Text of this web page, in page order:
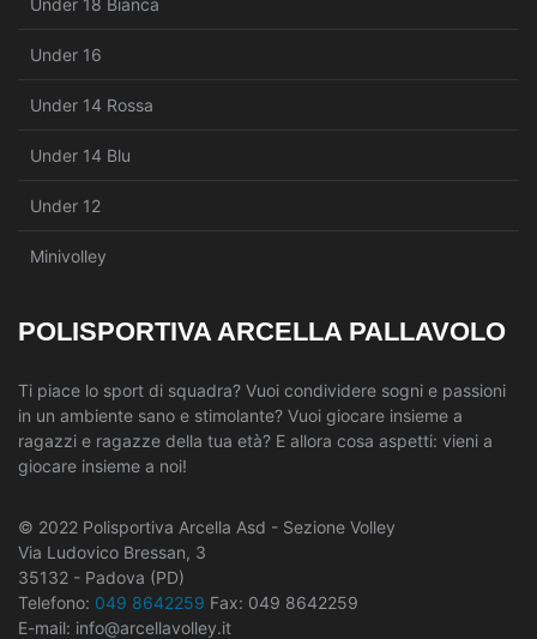
Under 16
Under 14 Rossa
Under 14 Blu
Under 12
Minivolley
POLISPORTIVA ARCELLA PALLAVOLO
Ti piace lo sport di squadra? Vuoi condividere sogni e passioni
in un ambiente sano e stimolante? Vuoi giocare insieme a
ragazzi e ragazze della tua età? E allora cosa aspetti: vieni a
giocare insieme a noi!
© 2022 Polisportiva Arcella Asd - Sezione Volley
Via Ludovico Bressan, 3
35132 - Padova (PD)
Telefono: 049 8642259 Fax: 049 8642259
E-mail: info@arcellavolley.it